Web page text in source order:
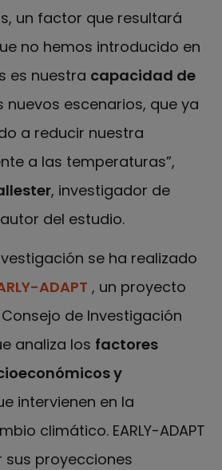
un factor que resultará
no hemos introducido en
es nuestra capacidad de
nuevos escenarios, que ya
a reducir nuestra
a las temperaturas”,
, investigador de
del estudio.
se ha realizado
ADAPT , un proyecto
de Investigación
analiza los factores
y
intervienen en la
climático. EARLY-ADAPT
proyecciones